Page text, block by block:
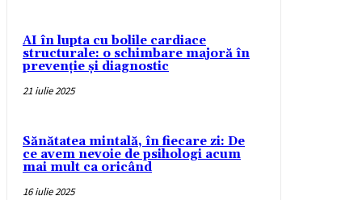
AI în lupta cu bolile cardiace
structurale: o schimbare majoră în
prevenție și diagnostic
21 iulie 2025
Sănătatea mintală, în fiecare zi: De
ce avem nevoie de psihologi acum
mai mult ca oricând
16 iulie 2025